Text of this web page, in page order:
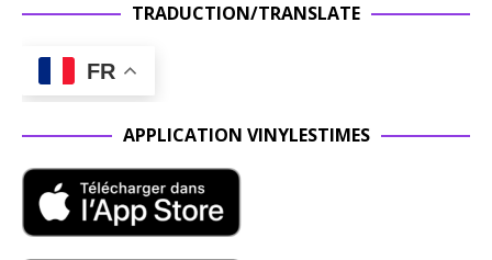
TRADUCTION/TRANSLATE
FR
APPLICATION VINYLESTIMES